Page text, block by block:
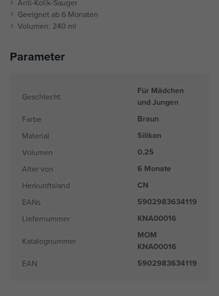
Anti-Kolik-Sauger
Geeignet ab 6 Monaten
Volumen: 240 ml
Parameter
Geschlecht
Für Mädchen
und Jungen
Farbe Braun
Material Silikon
Volumen 0.25
Alter von 6 Monate
Herkunftsland CN
EANs 5902983634119
Liefernummer KNA00016
Katalognummer
MOM
KNA00016
EAN 5902983634119